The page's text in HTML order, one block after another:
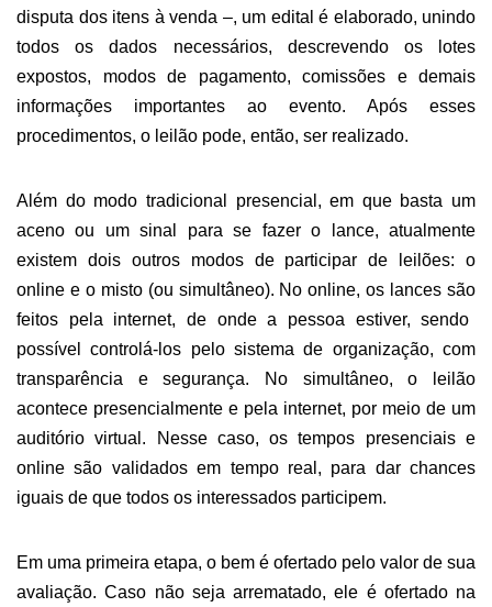
disputa dos itens à venda –, um edital é elaborado, unindo
todos os dados necessários, descrevendo os lotes
expostos, modos de pagamento, comissões e demais
informações importantes ao evento. Após esses
procedimentos, o leilão pode, então, ser realizado.
Além do modo tradicional presencial, em que basta um
aceno ou um sinal para se fazer o lance, atualmente
existem dois outros modos de participar de leilões: o
online e o misto (ou simultâneo). No online,os lances são
feitos pela internet, de ondea pessoa estiver, sendo
possível controlá-los pelo sistema de organização, com
transparência e segurança. No simultâneo,o leilão
acontece presencialmente e pela internet, por meio de um
auditório virtual. Nesse caso, os tempos presenciais e
online são validados em tempo real, para dar chances
iguais de que todos os interessados participem.
Em uma primeira etapa, o bem é ofertado pelo valor de sua
avaliação. Caso não seja arrematado,ele é ofertado na